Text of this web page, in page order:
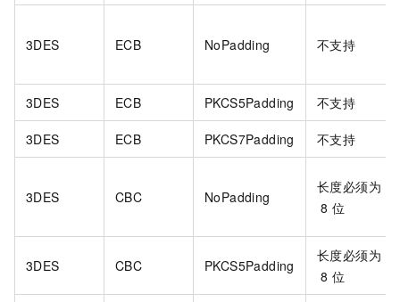
3DES ECB NoPadding 不支持
3DES ECB PKCS5Padding 不支持
3DES ECB PKCS7Padding 不支持
3DES CBC NoPadding
长度必须为
8 位
3DES CBC PKCS5Padding
长度必须为
8 位